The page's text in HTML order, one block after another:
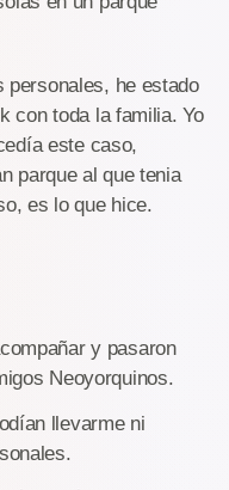
personales, he estado
con toda la familia. Yo
este caso,
parque al que tenia
es lo que hice.
y pasaron
Neoyorquinos.
llevarme ni